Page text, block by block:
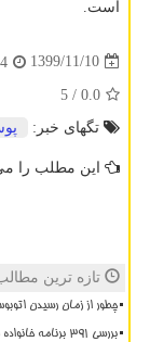
است.
1399/11/10
0.0
/ 5
تگهای خبر:
این مطلب را
تازه ترین
چطور از زمان رسیدن
بررسی ۳۹۱ برنامه خانواده محور در مرکز زنان و خانواده